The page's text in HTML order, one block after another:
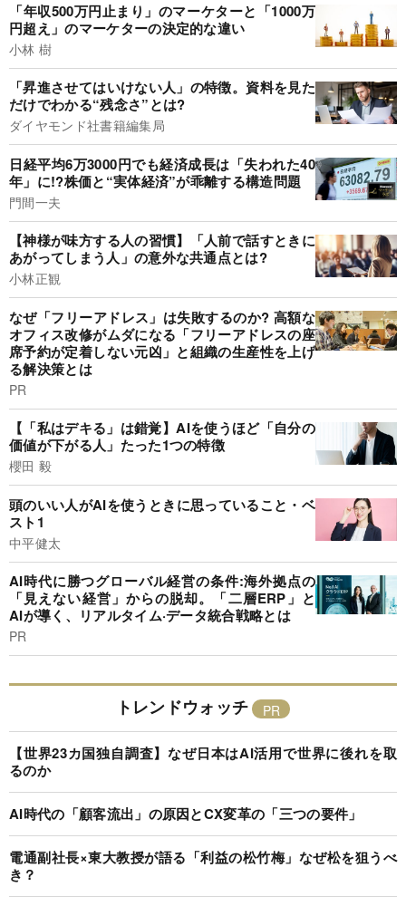
「年収500万円止まり」のマーケターと「1000万
円超え」のマーケターの決定的な違い
小林 樹
「昇進させてはいけない人」の特徴。資料を見た
だけでわかる“残念さ”とは?
ダイヤモンド社書籍編集局
日経平均6万3000円でも経済成長は「失われた40
年」に!?株価と“実体経済”が乖離する構造問題
門間一夫
【神様が味方する人の習慣】「人前で話すときに
あがってしまう人」の意外な共通点とは?
小林正観
なぜ「フリーアドレス」は失敗するのか? 高額な
オフィス改修がムダになる「フリーアドレスの座
席予約が定着しない元凶」と組織の生産性を上げ
る解決策とは
PR
【「私はデキる」は錯覚】AIを使うほど「自分の
価値が下がる人」たった1つの特徴
櫻田 毅
頭のいい人がAIを使うときに思っていること・ベ
スト1
中平健太
AI時代に勝つグローバル経営の条件:海外拠点の
「見えない経営」からの脱却。「二層ERP」と
AIが導く、リアルタイム·データ統合戦略とは
PR
トレンドウォッチ
【世界23カ国独自調査】なぜ日本はAI活用で世界に後れを取
るのか
AI時代の「顧客流出」の原因とCX変革の「三つの要件」
電通副社長×東大教授が語る「利益の松竹梅」なぜ松を狙うべ
き？